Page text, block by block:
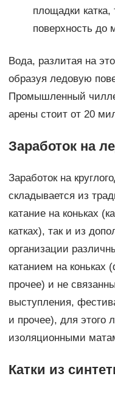
площадки
поверхность до
Вода, разлитая на
образуя ледовую
Промышленный
арены стоит от 20
Заработок на
Заработок на
складывается из
катание на коньках
катках), так и из
организации
катанием на коньках
прочее) и не
выступления,
и прочее), для этого
изоляционными
Катки из